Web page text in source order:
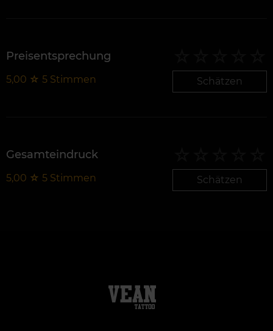
Preisentsprechung
5,00 ☆ 5 Stimmen Schätzen
Gesamteindruck
5,00 ☆ 5 Stimmen Schätzen